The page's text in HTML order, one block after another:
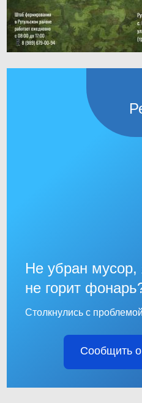
Не убран мусор,
не горит
Столкнулись с
Сообщить